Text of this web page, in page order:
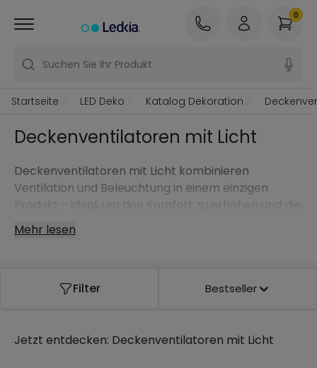
Suchen Sie Ihr Produkt
0
Startseite LED Deko Katalog Dekoration
Deckenventilatoren mit Licht
Deckenventilatoren mit Licht kombinieren
Ventilation und Beleuchtung in einem einzigen
Produkt – ideal, um den Komfort zu erhöhen und die
Decke optisch aufgeräumter wirken zu lassen. Sie
sind eine sehr vielseitige Option für Wohn- und
gleichmäßiges Licht.
Mehr lesen
Filter Bestseller
Jetzt entdecken: Deckenventilatoren mit Licht